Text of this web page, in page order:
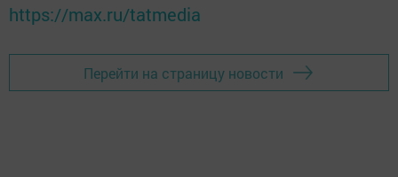
https://max.ru/tatmedia
Перейти на страницу новости